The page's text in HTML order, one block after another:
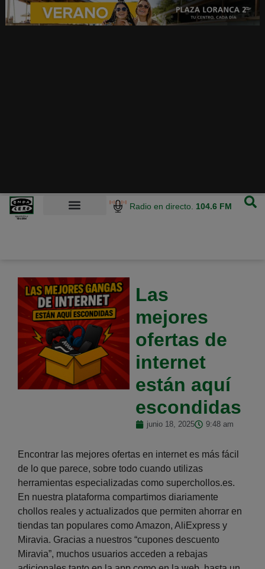
Radio en directo. 104.6 FM
Las
mejores
ofertas de
internet
están aquí
escondidas
junio 18, 2025 9:48 am
Encontrar las mejores ofertas en internet es más fácil
de lo que parece, sobre todo cuando utilizas
herramientas especializadas como superchollos.es.
En nuestra plataforma compartimos diariamente
chollos reales y actualizados que permiten ahorrar en
tiendas tan populares como Amazon, AliExpress y
Miravia. Gracias a nuestros “cupones descuento
Miravia”, muchos usuarios acceden a rebajas